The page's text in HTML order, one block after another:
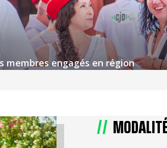
membres engagés en région